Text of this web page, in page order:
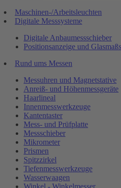
Maschinen-/Arbeitsleuchten
Digitale Messsysteme
Digitale Anbaumessschieber
Positionsanzeige und
Rund ums Messen
Messuhren und Magnetstative
Anreiß- und Höhenmessgeräte
Haarlineal
Innenmesswerkzeuge
Kantentaster
Mess- und Prüfplatte
Messschieber
Mikrometer
Prismen
Spitzzirkel
Tiefenmesswerkzeuge
Wasserwaagen
Winkel - Winkelmesser